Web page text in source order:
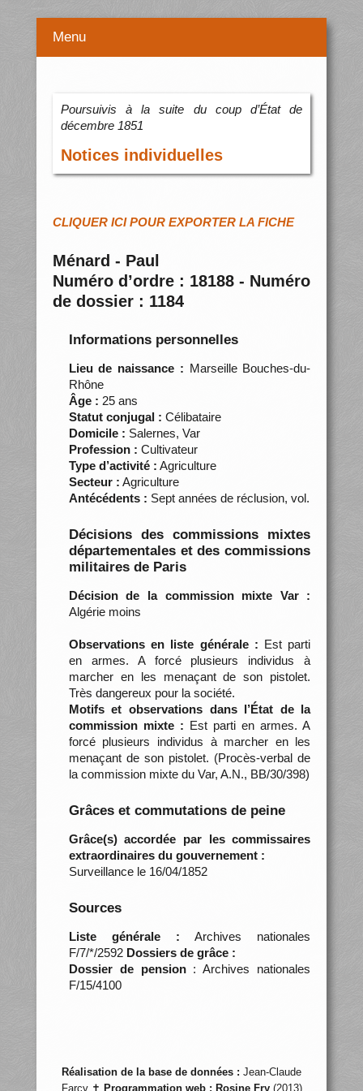
Menu
Poursuivis à la suite du coup d’État de
décembre 1851
Notices individuelles
CLIQUER ICI POUR EXPORTER LA FICHE
Ménard - Paul
Numéro d’ordre : 18188 - Numéro
de dossier : 1184
Informations personnelles
Lieu de naissance : Marseille Bouches-du-
Rhône
Âge : 25 ans
Statut conjugal : Célibataire
Domicile : Salernes, Var
Profession : Cultivateur
Type d’activité : Agriculture
Secteur : Agriculture
Antécédents : Sept années de réclusion, vol.
Décisions des commissions mixtes
départementales et des commissions
militaires de Paris
Décision de la commission mixte Var :
Algérie moins
Observations en liste générale : Est parti
en armes. A forcé plusieurs individus à
marcher en les menaçant de son pistolet.
Très dangereux pour la société.
Motifs et observations dans l’État de la
commission mixte : Est parti en armes. A
forcé plusieurs individus à marcher en les
menaçant de son pistolet. (Procès-verbal de
la commission mixte du Var, A.N., BB/30/398)
Grâces et commutations de peine
Grâce(s) accordée par les commissaires
extraordinaires du gouvernement :
Surveillance le 16/04/1852
Sources
Liste générale : Archives nationales
F/7/*/2592 Dossiers de grâce :
Dossier de pension: Archives nationales
F/15/4100
Réalisation de la base de données : Jean-Claude
Farcy ✝ Programmation web : Rosine Fry(2013)